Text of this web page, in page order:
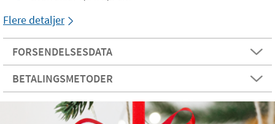
Flere detaljer
FORSENDELSESDATA
BETALINGSMETODER